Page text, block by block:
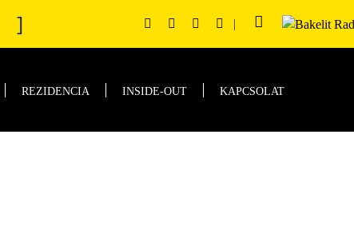
] |
REZIDENCIA INSIDE-OUT KAPCSOLAT